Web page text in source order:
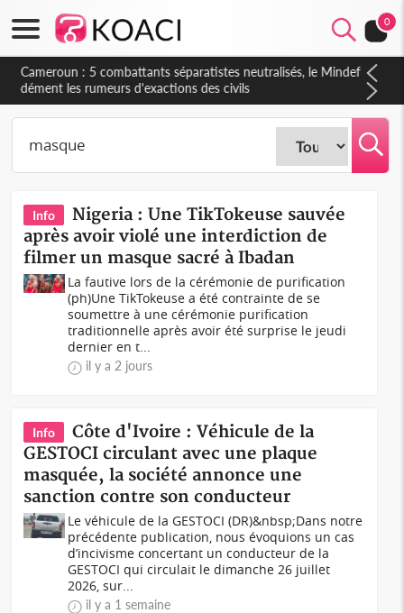
0
Cameroun : 5 combattants séparatistes neutralisés, le Mindef
dément les rumeurs d'exactions des civils
Info
Nigeria : Une TikTokeuse sauvée
après avoir violé une interdiction de
filmer un masque sacré à Ibadan
La fautive lors de la cérémonie de purification
(ph)Une TikTokeuse a été contrainte de se
soumettre à une cérémonie purification
traditionnelle après avoir été surprise le jeudi
dernier en t...
il y a 2 jours
Info
Côte d'Ivoire : Véhicule de la
GESTOCI circulant avec une plaque
masquée, la société annonce une
sanction contre son conducteur
Le véhicule de la GESTOCI (DR)&nbsp;Dans notre
précédente publication, nous évoquions un cas
d’incivisme concertant un conducteur de la
GESTOCI qui circulait le dimanche 26 juillet
2026, sur...
il y a 1 semaine